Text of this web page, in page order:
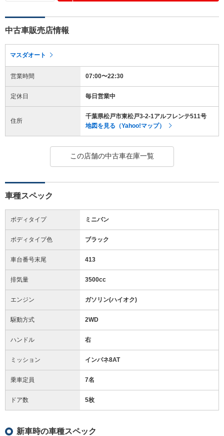
中古車販売店情報
マスダオート
営業時間 07:00〜22:30
定休日 毎日営業中
住所
千葉県松戸市東松戸3-2-1アルフレンテ511号
地図を見る（Yahoo!マップ）
この店舗の中古車在庫一覧
車種スペック
ボディタイプ ミニバン
ボディタイプ色 ブラック
車台番号末尾 413
排気量 3500cc
エンジン ガソリン(ハイオク)
駆動方式 2WD
ハンドル 右
ミッション インパネ8AT
乗車定員 7名
ドア数 5枚
新車時の車種スペック